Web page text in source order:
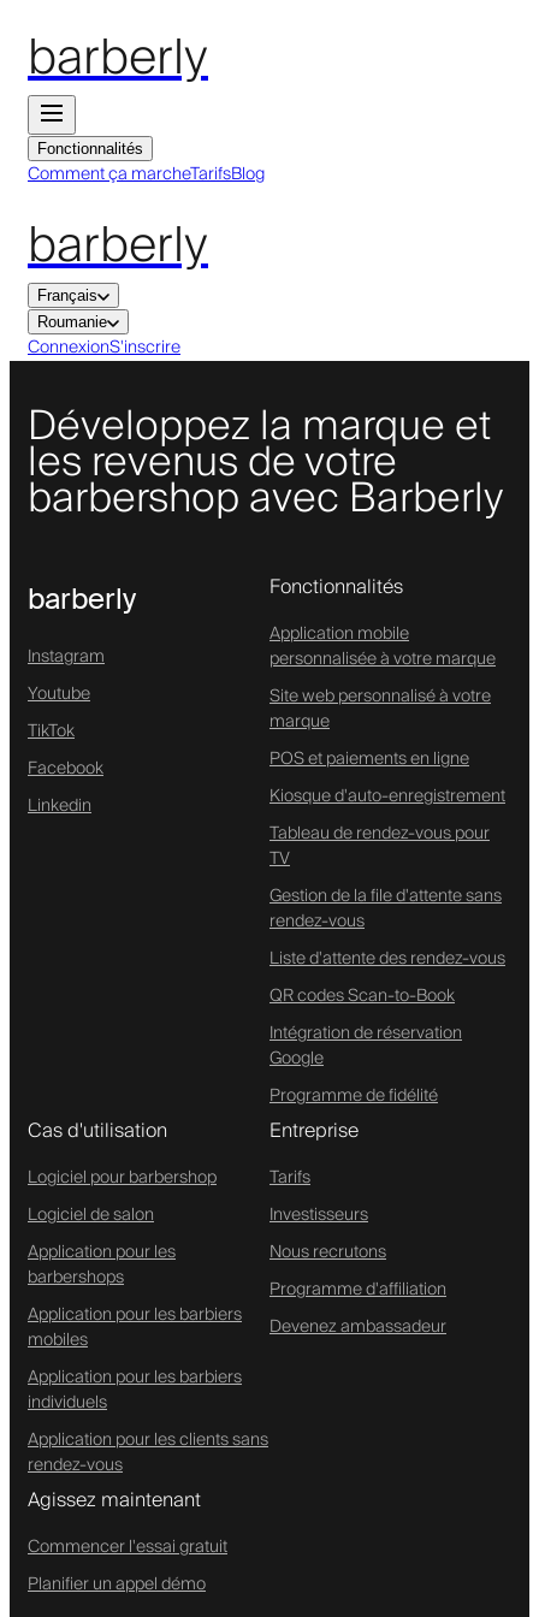
barberly
Fonctionnalités
Comment ça marcheTarifsBlog
barberly
Français
Roumanie
ConnexionS'inscrire
Développez la marque et
les revenus de votre
barbershop avec Barberly
barberly
Instagram
Youtube
TikTok
Facebook
Linkedin
Fonctionnalités
Application mobile
personnalisée à votre marque
Site web personnalisé à votre
marque
POS et paiements en ligne
Kiosque d'auto-enregistrement
Tableau de rendez-vous pour
TV
Gestion de la file d'attente sans
rendez-vous
Liste d'attente des rendez-vous
QR codes Scan-to-Book
Intégration de réservation
Google
Programme de fidélité
Cas d'utilisation
Logiciel pour barbershop
Logiciel de salon
Application pour les
barbershops
Application pour les barbiers
mobiles
Application pour les barbiers
individuels
Application pour les clients sans
rendez-vous
Entreprise
Tarifs
Investisseurs
Nous recrutons
Programme d'affiliation
Devenez ambassadeur
Agissez maintenant
Commencer l'essai gratuit
Planifier un appel démo